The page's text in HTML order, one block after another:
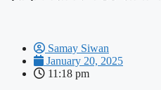
Samay Siwan
January 20, 2025
11:18 pm